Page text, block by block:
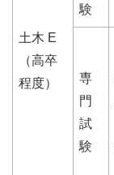
土木 E
（高卒
程度）
験
専
門
試
験